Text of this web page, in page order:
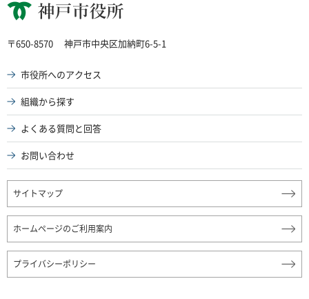
神戸市役所
〒650-8570 神戸市中央区加納町6-5-1
市役所へのアクセス
組織から探す
よくある質問と回答
お問い合わせ
サイトマップ
ホームページのご利用案内
プライバシーポリシー